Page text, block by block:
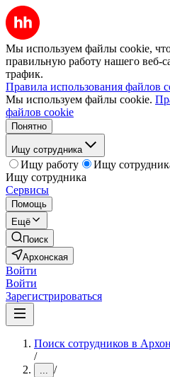
Мы используем файлы cookie,
правильную работу нашего веб-
трафик.
Правила использования файлов
Мы используем файлы cookie.
файлов cookie
Понятно
Ищу сотрудника
Ищу работу
Ищу
Ищу сотрудника
Сервисы
Помощь
Ещё
Поиск
Архонская
Войти
Войти
Зарегистрироваться
Поиск сотрудников в
/
... /